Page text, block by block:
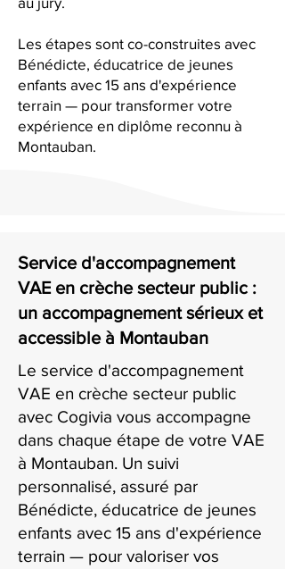
Les étapes sont co-construites avec
Bénédicte, éducatrice de jeunes
enfants avec 15 ans d'expérience
terrain — pour transformer votre
expérience en diplôme reconnu à
Montauban.
Service d'accompagnement
VAE en crèche secteur public :
un accompagnement sérieux et
accessible à Montauban
Le service d'accompagnement
VAE en crèche secteur public
avec Cogivia vous accompagne
dans chaque étape de votre VAE
à Montauban. Un suivi
personnalisé, assuré par
Bénédicte, éducatrice de jeunes
enfants avec 15 ans d'expérience
terrain — pour valoriser vos